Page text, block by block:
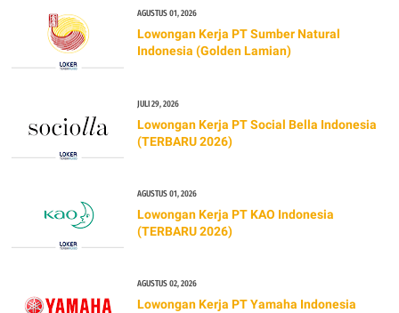
AGUSTUS 01, 2026
Lowongan Kerja PT Sumber Natural
Indonesia (Golden Lamian)
JULI 29, 2026
Lowongan Kerja PT Social Bella Indonesia
(TERBARU 2026)
AGUSTUS 01, 2026
Lowongan Kerja PT KAO Indonesia
(TERBARU 2026)
AGUSTUS 02, 2026
Lowongan Kerja PT Yamaha Indonesia